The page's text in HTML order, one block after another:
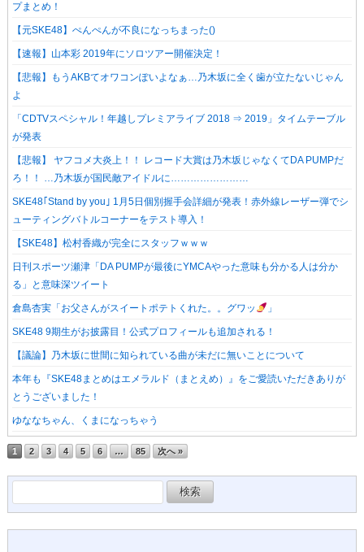
プまとめ！
【元SKE48】ぺんぺんが不良になっちまった()
【速報】山本彩 2019年にソロツアー開催決定！
【悲報】もうAKBてオワコンぽいよなぁ…乃木坂に全く歯が立たないじゃん
よ
「CDTVスペシャル！年越しプレミアライブ 2018 ⇒ 2019」タイムテーブル
が発表
【悲報】 ヤフコメ大炎上！！ レコード大賞は乃木坂じゃなくてDA PUMPだ
ろ！！ …乃木坂が国民敵アイドルに……………………
SKE48｢Stand by you｣ 1月5日個別握手会詳細が発表！赤外線レーザー弾でシ
ューティングバトルコーナーをテスト導入！
【SKE48】松村香織が完全にスタッフｗｗｗ
日刊スポーツ瀬津「DA PUMPが最後にYMCAやった意味も分かる人は分か
る」と意味深ツイート
倉島杏実「お父さんがスイートポテトくれた。。グワッ 」
SKE48 9期生がお披露目！公式プロフィールも追加される！
【議論】乃木坂に世間に知られている曲が未だに無いことについて
本年も『SKE48まとめはエメラルド（まとえめ）』をご愛読いただきありが
とうございました！
ゆななちゃん、くまになっちゃう
1 2 3 4 5 6 … 85 次へ »
索: